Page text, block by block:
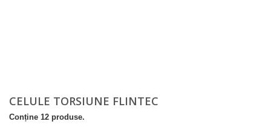
CELULE TORSIUNE FLINTEC
Conține 12 produse.